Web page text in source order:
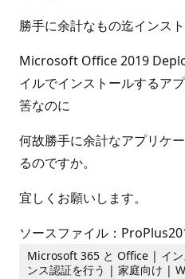
勝手に余計なもの迄インス
Microsoft Office 2019
イルでインストールするア
筈なのに
何故勝手に余計なアプリケ
るのですか。
宜しくお願いします。
ソースファイル：
Microsoft 365 と Office | イン
ンス認証を行う | 家庭向け |